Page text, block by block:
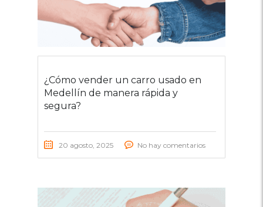
¿Cómo vender un carro usado en
Medellín de manera rápida y
segura?
20 agosto, 2025 No hay comentarios